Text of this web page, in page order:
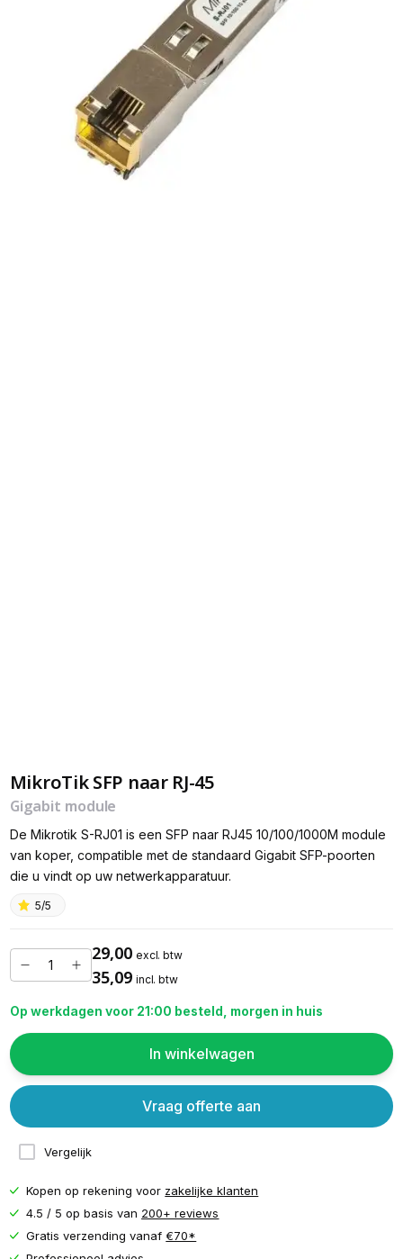
MikroTik SFP naar RJ-45
Gigabit module
De Mikrotik S-RJ01 is een SFP naar RJ45 10/100/1000M module
van koper, compatible met de standaard Gigabit SFP-poorten
die u vindt op uw netwerkapparatuur.
5/5
29,00 excl. btw
35,09 incl. btw
Op werkdagen voor 21:00 besteld, morgen in huis
In winkelwagen
Vergelijk
Vraag offerte aan
Kopen op rekening voor zakelijke klanten
4.5 / 5 op basis van 200+ reviews
Gratis verzending vanaf€70*